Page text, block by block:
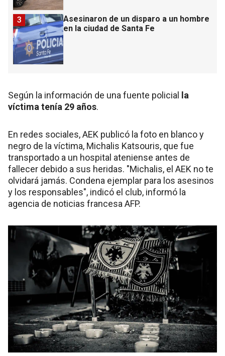
Asesinaron de un disparo a un hombre
en la ciudad de Santa Fe
3
Según la información de una fuente policial
la
víctima tenía 29 años.
En redes sociales, AEK publicó la foto en blanco y
negro de la víctima, Michalis Katsouris, que fue
transportado a un hospital ateniense antes de
fallecer debido a sus heridas. "Michalis, el AEK no te
olvidará jamás. Condena ejemplar para los asesinos
y los responsables", indicó el club, informó la
agencia de noticias francesa AFP.